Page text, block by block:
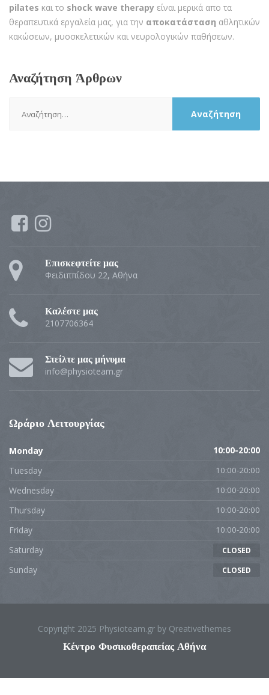
pilates και το shock wave therapy είναι μερικά απο τα
θεραπευτικά εργαλεία μας, για την αποκατάσταση αθλητικών
κακώσεων, μυοσκελετικών και νευρολογικών παθήσεων.
Αναζήτηση Άρθρων
για:
Επισκεφτείτε μας
Φειδιππίδου 22, Αθήνα
Καλέστε μας
2107706364
Στείλτε μας μήνυμα
info@physioteam.gr
Ωράριο Λειτουργίας
Monday 10:00-20:00
Tuesday 10:00-20:00
Wednesday 10:00-20:00
Thursday 10:00-20:00
Friday 10:00-20:00
Saturday CLOSED
Sunday CLOSED
Copyright 2025 Physioteam.gr by Qreativethemes
Κέντρο Φυσικοθεραπείας Αθήνα